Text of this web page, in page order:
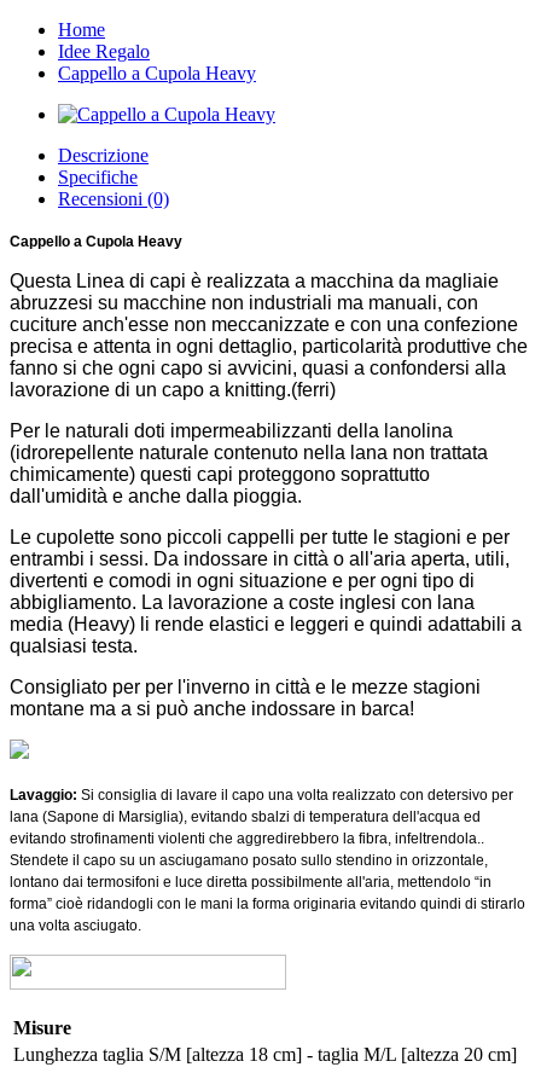
Home
Idee Regalo
Cappello a Cupola Heavy
Descrizione
Specifiche
Recensioni (0)
Cappello a Cupola Heavy
Questa Linea di capi è realizzata a macchina da magliaie
abruzzesi su macchine non industriali ma manuali, con
cuciture anch'esse non meccanizzate e con una confezione
precisa e attenta in ogni dettaglio, particolarità produttive che
fanno si che ogni capo si avvicini, quasi a confondersi alla
lavorazione di un capo a knitting.(ferri)
Per le naturali doti impermeabilizzanti della lanolina
(idrorepellente naturale contenuto nella lana non trattata
chimicamente) questi capi proteggono soprattutto
dall'umidità e anche dalla pioggia.
Le cupolette sono piccoli cappelli per tutte le stagioni e per
entrambi i sessi. Da indossare in città o all'aria aperta, utili,
divertenti e comodi in ogni situazione e per ogni tipo di
abbigliamento. La lavorazione a coste inglesi con lana
media (Heavy) li rende elastici e leggeri e quindi adattabili a
qualsiasi testa.
Consigliato per per l'inverno in città e le mezze stagioni
montane ma a si può anche indossare in barca!
Lavaggio: Si consiglia di lavare il capo una volta realizzato con detersivo per
lana (Sapone di Marsiglia), evitando sbalzi di temperatura dell'acqua ed
evitando strofinamenti violenti che aggredirebbero la fibra, infeltrendola..
Stendete il capo su un asciugamano posato sullo stendino in orizzontale,
lontano dai termosifoni e luce diretta possibilmente all'aria, mettendolo “in
forma” cioè ridandogli con le mani la forma originaria evitando quindi di stirarlo
una volta asciugato.
Misure
Lunghezza taglia S/M [altezza 18 cm] - taglia M/L [altezza 20 cm]